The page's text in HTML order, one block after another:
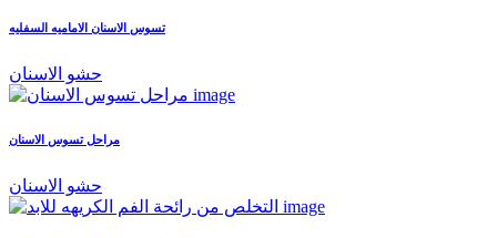
تسوس الاسنان الاماميه السفليه
حشو الاسنان
مراحل تسوس الاسنان
حشو الاسنان